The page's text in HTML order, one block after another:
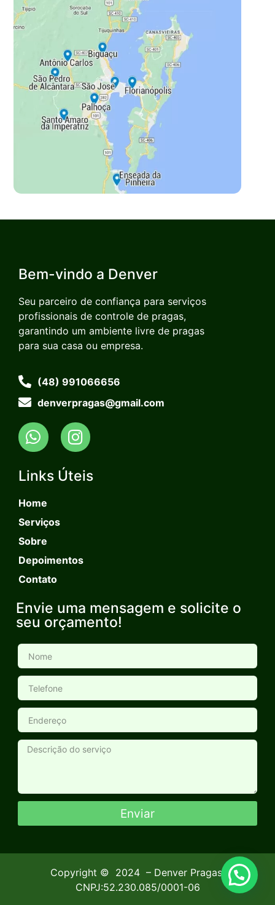
Bem-vindo a Denver
Seu parceiro de confiança para serviços
profissionais de controle de pragas,
garantindo um ambiente livre de pragas
para sua casa ou empresa.
(48) 991066656
denverpragas@gmail.com
Links Úteis
Home
Serviços
Sobre
Depoimentos
Contato
Envie uma mensagem e solicite o
seu orçamento!
Enviar
Copyright © 2024 – Denver Pragas.
CNPJ:52.230.085/0001-06